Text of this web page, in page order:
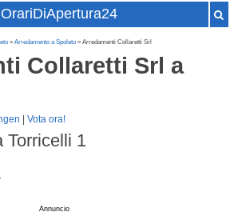
OrariDiApertura24
»Arredamento a Spoleto » Arredamenti Collaretti Srl
Collaretti Srl a
|Vota ora!
Torricelli 1
Annuncio